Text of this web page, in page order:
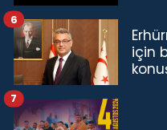
için
6
7